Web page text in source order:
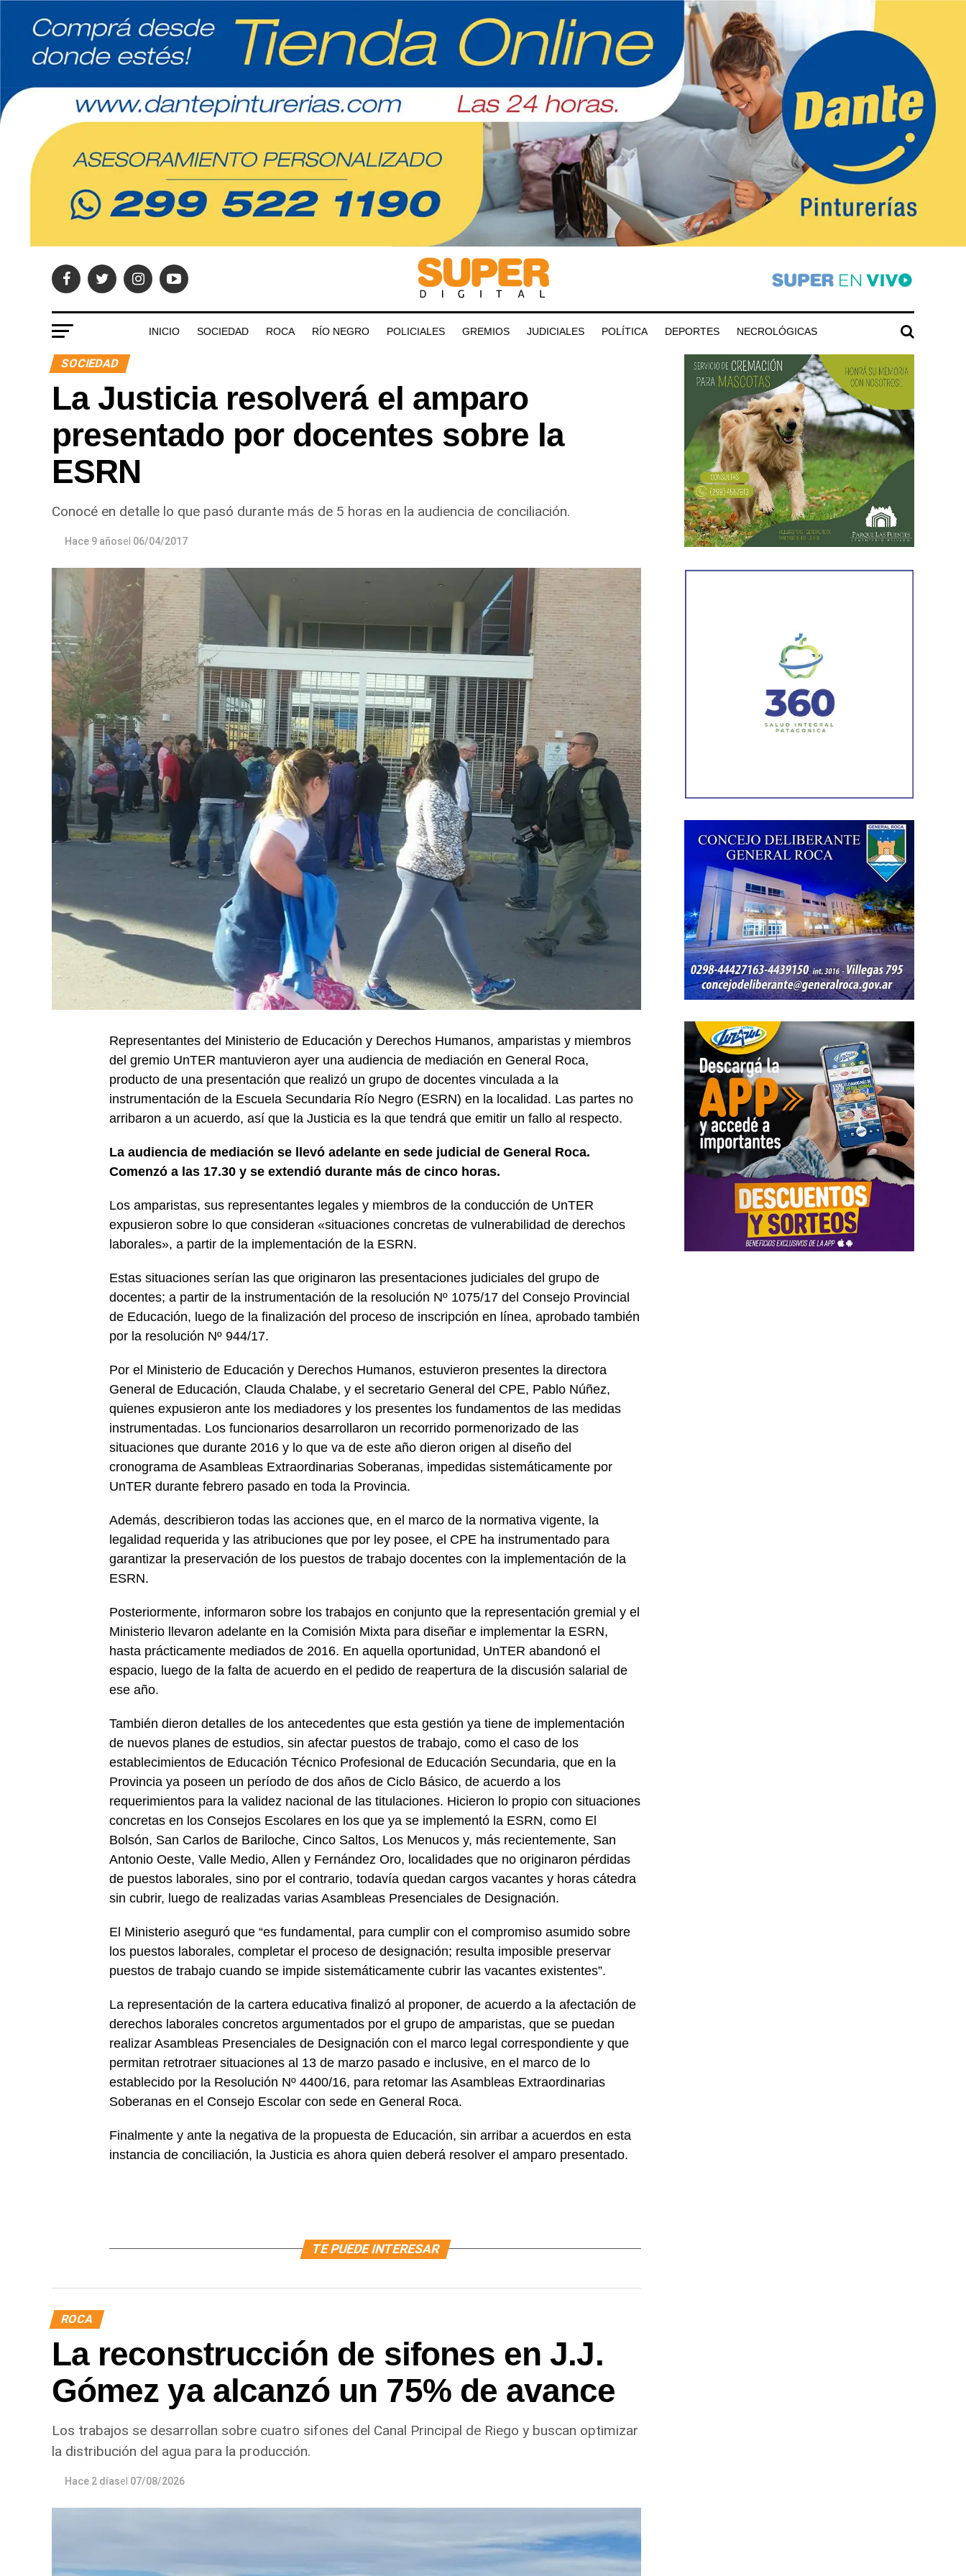
INICIO SOCIEDAD ROCA RÍO NEGRO POLICIALES GREMIOS JUDICIALES POLÍTICA DEPORTES NECROLÓGICAS
SOCIEDAD
La Justicia resolverá el amparo
presentado por docentes sobre la
ESRN
Conocé en detalle lo que pasó durante más de 5 horas en la audiencia de conciliación.
Hace 9 añosel 06/04/2017
Representantes del Ministerio de Educación y Derechos Humanos, amparistas y miembros
del gremio UnTER mantuvieron ayer una audiencia de mediación en General Roca,
producto de una presentación que realizó un grupo de docentes vinculada a la
instrumentación de la Escuela Secundaria Río Negro (ESRN) en la localidad. Las partes no
arribaron a un acuerdo, así que la Justicia es la que tendrá que emitir un fallo al respecto.
La audiencia de mediación se llevó adelante en sede judicial de General Roca.
Comenzó a las 17.30 y se extendió durante más de cinco horas.
Los amparistas, sus representantes legales y miembros de la conducción de UnTER
expusieron sobre lo que consideran «situaciones concretas de vulnerabilidad de derechos
laborales», a partir de la implementación de la ESRN.
Estas situaciones serían las que originaron las presentaciones judiciales del grupo de
docentes; a partir de la instrumentación de la resolución Nº 1075/17 del Consejo Provincial
de Educación, luego de la finalización del proceso de inscripción en línea, aprobado también
por la resolución Nº 944/17.
Por el Ministerio de Educación y Derechos Humanos, estuvieron presentes la directora
General de Educación, Clauda Chalabe, y el secretario General del CPE, Pablo Núñez,
quienes expusieron ante los mediadores y los presentes los fundamentos de las medidas
instrumentadas. Los funcionarios desarrollaron un recorrido pormenorizado de las
situaciones que durante 2016 y lo que va de este año dieron origen al diseño del
cronograma de Asambleas Extraordinarias Soberanas, impedidas sistemáticamente por
UnTER durante febrero pasado en toda la Provincia.
Además, describieron todas las acciones que, en el marco de la normativa vigente, la
legalidad requerida y las atribuciones que por ley posee, el CPE ha instrumentado para
garantizar la preservación de los puestos de trabajo docentes con la implementación de la
ESRN.
Posteriormente, informaron sobre los trabajos en conjunto que la representación gremial y el
Ministerio llevaron adelante en la Comisión Mixta para diseñar e implementar la ESRN,
hasta prácticamente mediados de 2016. En aquella oportunidad, UnTER abandonó el
espacio, luego de la falta de acuerdo en el pedido de reapertura de la discusión salarial de
ese año.
También dieron detalles de los antecedentes que esta gestión ya tiene de implementación
de nuevos planes de estudios, sin afectar puestos de trabajo, como el caso de los
establecimientos de Educación Técnico Profesional de Educación Secundaria, que en la
Provincia ya poseen un período de dos años de Ciclo Básico, de acuerdo a los
requerimientos para la validez nacional de las titulaciones. Hicieron lo propio con situaciones
concretas en los Consejos Escolares en los que ya se implementó la ESRN, como El
Bolsón, San Carlos de Bariloche, Cinco Saltos, Los Menucos y, más recientemente, San
Antonio Oeste, Valle Medio, Allen y Fernández Oro, localidades que no originaron pérdidas
de puestos laborales, sino por el contrario, todavía quedan cargos vacantes y horas cátedra
sin cubrir, luego de realizadas varias Asambleas Presenciales de Designación.
El Ministerio aseguró que “es fundamental, para cumplir con el compromiso asumido sobre
los puestos laborales, completar el proceso de designación; resulta imposible preservar
puestos de trabajo cuando se impide sistemáticamente cubrir las vacantes existentes”.
La representación de la cartera educativa finalizó al proponer, de acuerdo a la afectación de
derechos laborales concretos argumentados por el grupo de amparistas, que se puedan
realizar Asambleas Presenciales de Designación con el marco legal correspondiente y que
permitan retrotraer situaciones al 13 de marzo pasado e inclusive, en el marco de lo
establecido por la Resolución Nº 4400/16, para retomar las Asambleas Extraordinarias
Soberanas en el Consejo Escolar con sede en General Roca.
Finalmente y ante la negativa de la propuesta de Educación, sin arribar a acuerdos en esta
instancia de conciliación, la Justicia es ahora quien deberá resolver el amparo presentado.
TE PUEDE INTERESAR
ROCA
La reconstrucción de sifones en J.J.
Gómez ya alcanzó un 75% de avance
Los trabajos se desarrollan sobre cuatro sifones del Canal Principal de Riego y buscan optimizar
la distribución del agua para la producción.
Hace 2 díasel 07/08/2026